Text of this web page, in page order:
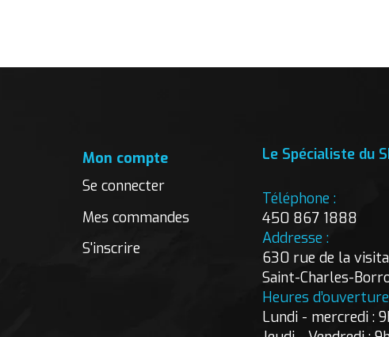
Mon compte
Se connecter
Mes commandes
S'inscrire
Le Spécialiste du
Téléphone :
450 867 1888
Addresse :
630 rue de la
Saint-Charles-
Heures
Lundi - mercredi :